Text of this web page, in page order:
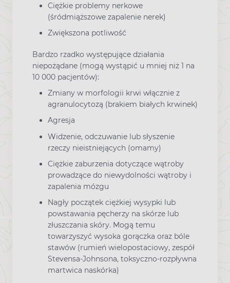
Ciężkie problemy nerkowe
(śródmiąższowe zapalenie nerek)
Zwiększona potliwość
Bardzo rzadko występujące działania
niepożądane (mogą wystąpić u mniej niż 1 na
10 000 pacjentów):
Zmiany w morfologii krwi włącznie z
agranulocytozą (brakiem białych krwinek)
Agresja
Widzenie, odczuwanie lub słyszenie
rzeczy nieistniejących (omamy)
Ciężkie zaburzenia dotyczące wątroby
prowadzące do niewydolności wątroby i
zapalenia mózgu
Nagły początek ciężkiej wysypki lub
powstawania pęcherzy na skórze lub
złuszczania skóry. Mogą temu
towarzyszyć wysoka gorączka oraz bóle
stawów (rumień wielopostaciowy, zespół
Stevensa-Johnsona, toksyczno-rozpływna
martwica naskórka)